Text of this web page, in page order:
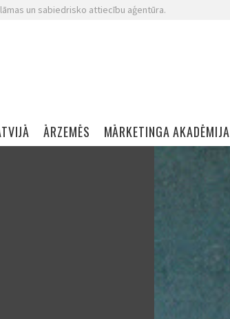
un sabiedrisko attiecību aģentūra.
ĀRZEMĒS MĀRKETINGA AKADĒMIJA